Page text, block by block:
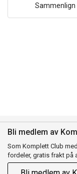
Sammenlign
Bli medlem av
Som Komplett Club
fordeler, gratis frakt på